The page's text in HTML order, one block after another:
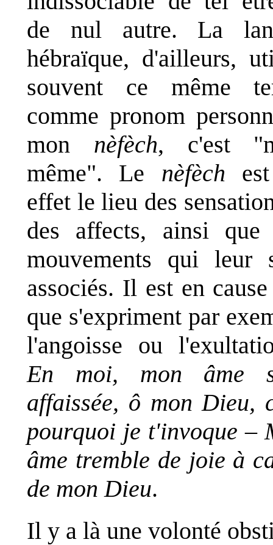
de nul autre. La
hébraïque, d'ailleurs,
souvent ce même
comme pronom
mon nèfèch, c'est
même". Le nèfèch
effet le lieu des
des affects, ainsi que
mouvements qui leur
associés. Il est en
que s'expriment par
l'angoisse ou
En moi, mon âme
affaissée, ô mon Dieu,
pourquoi je t'invoque –
âme tremble de joie à
de mon Dieu.
Il y a là une volonté